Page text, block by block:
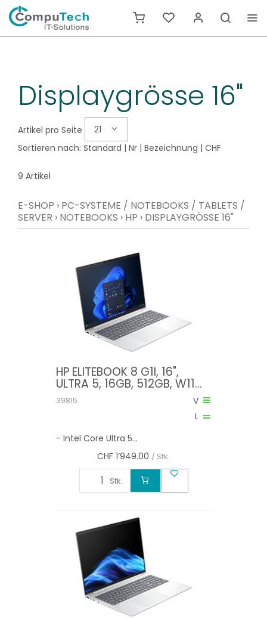
Displaygrösse 16"
Artikel pro Seite
21
Sortieren nach: Standard | Nr | Bezeichnung | CHF
9 Artikel
E-SHOP › PC-SYSTEME / NOTEBOOKS / TABLETS /
SERVER › NOTEBOOKS › HP › DISPLAYGRÖSSE 16"
HP ELITEBOOK 8 G1I, 16",
ULTRA 5, 16GB, 512GB, W11
PRO
V
L
39815
- Intel Core Ultra 5...
CHF 1’949.00 / Stk.
Stk.